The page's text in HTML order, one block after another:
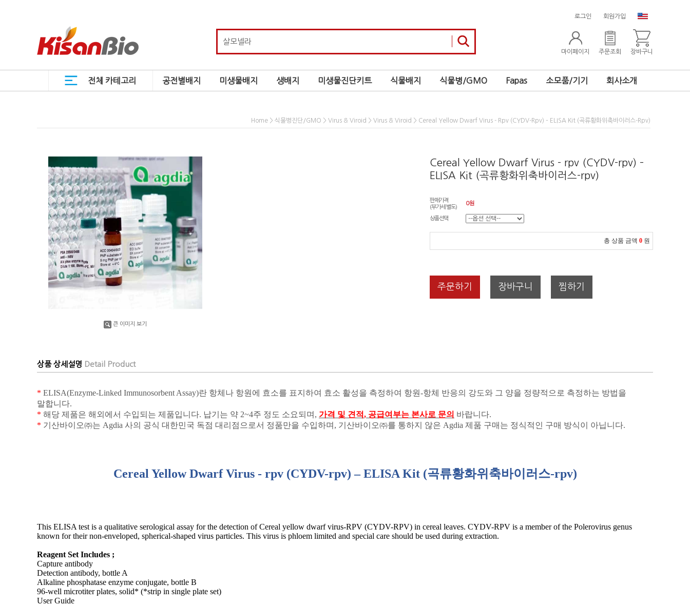
로그인 회원가입
마이페이지 주문조회 장바구니
전체 카테고리 공전별배지 미생물배지 생배지 미생물진단키트 식물배지 식물병/GMO Fapas 소모품/기기 회사소개
Home > 식물병진단/GMO > Virus & Viroid > Virus & Viroid > Cereal Yellow Dwarf Virus - Rpv (CYDV-Rpv) – ELISA Kit (곡류황화위축바이러스-Rpv)
큰 이미지 보기
Cereal Yellow Dwarf Virus - rpv (CYDV-rpv) –
ELISA Kit (곡류황화위축바이러스-rpv)
판매가격
(부가세 별도)
0원
상품선택
총 상품 금액 0 원
주문하기 장바구니 찜하기
상품 상세설명 Detail Product
* ELISA(Enzyme-Linked Immunosorbent Assay)란 항체나 항원에 효소를 표지하여 효소 활성을 측정하여 항원-항체 반응의 강도와 그 양을 정량적으로 측정하는 방법을
말합니다.
* 해당 제품은 해외에서 수입되는 제품입니다. 납기는 약 2~4주 정도 소요되며 , 가격 및 견적, 공급여부는 본사로 문의 바랍니다.
* 기산바이오㈜는 Agdia 사의 공식 대한민국 독점 대리점으로서 정품만을 수입하며 , 기산바이오㈜를 통하지 않은 Agdia 제품 구매는 정식적인 구매 방식이 아닙니다.
Cereal Yellow Dwarf Virus - rpv (CYDV-rpv) – ELISA Kit (곡류황화위축바이러스-rpv)
This ELISA test is a qualitative serological assay for the detection of Cereal yellow dwarf virus-RPV (CYDV-RPV) in cereal leaves. CYDV-RPV is a member of the Polerovirus genus
known for their non-enveloped, spherical-shaped virus particles. This virus is phloem limited and special care should be used during extraction.
Reagent Set Includes ;
Capture antibody
Detection antibody, bottle A
Alkaline phosphatase enzyme conjugate, bottle B
96-well microtiter plates, solid* (*strip in single plate set)
User Guide